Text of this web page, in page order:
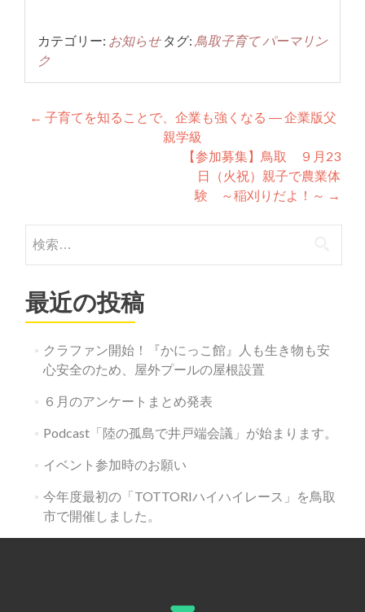
カテゴリー: お知らせタグ: 鳥取子育て パーマリン
ク
投
ゲ
ー
シ
ョ
ン
← 子育てを知ることで、企業も強くなる ― 企業版父
親学級
【参加募集】鳥取 ９月23
日（火祝）親子で農業体
験 ～稲刈りだよ！～ →
索:
最近の投稿
クラファン開始！『かにっこ館』人も生き物も安
心安全のため、屋外プールの屋根設置
６月のアンケートまとめ発表
Podcast「陸の孤島で井戸端会議」が始まります。
イベント参加時のお願い
今年度最初の「TOTTORIハイハイレース」を鳥取
市で開催しました。